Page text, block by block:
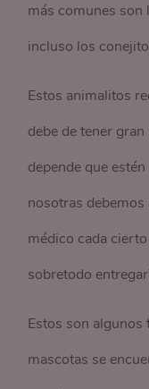
más comunes
incluso los
Estos animalitos
debe de tener
depende que
nosotras
médico cada
sobretodo
Estos son algunos
mascotas se